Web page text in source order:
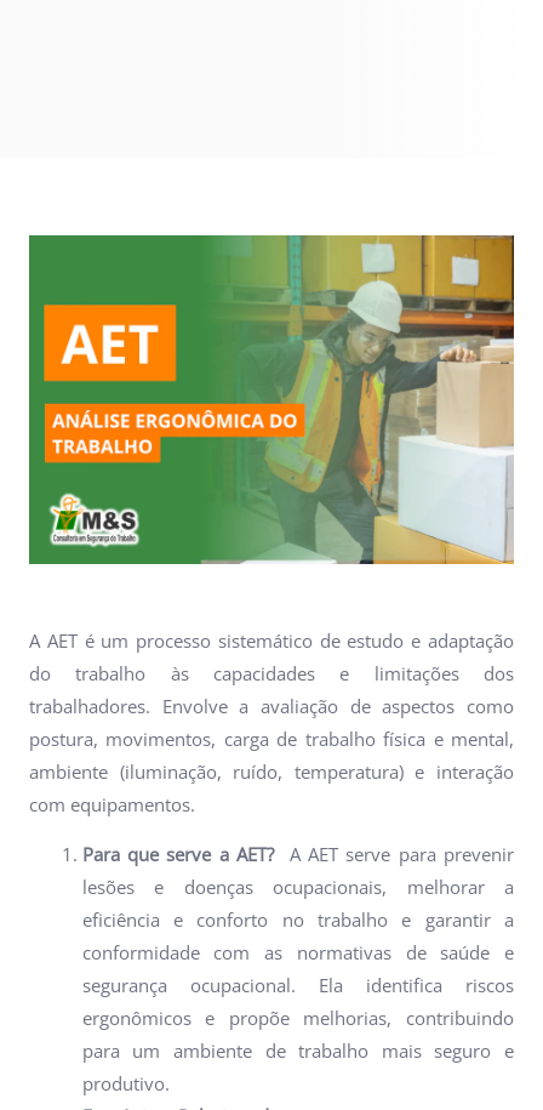
A AET é um processo sistemático de estudo e adaptação
do trabalho às capacidades e limitações dos
trabalhadores. Envolve a avaliação de aspectos como
postura, movimentos, carga de trabalho física e mental,
ambiente (iluminação, ruído, temperatura) e interação
com equipamentos.
Para que serve a AET?A AET serve para prevenir
lesões e doenças ocupacionais, melhorar a
eficiência e conforto no trabalho e garantir a
conformidade com as normativas de saúde e
segurança ocupacional. Ela identifica riscos
ergonômicos e propõe melhorias, contribuindo
para um ambiente de trabalho mais seguro e
produtivo.